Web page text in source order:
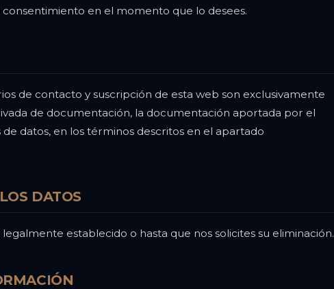
en el momento que lo desees.
de contacto y suscripción de esta web son exclusivamente
de documentación, la documentación aportada por el
datos, en los términos descritos en el apartado
DATOS
establecido o hasta que nos solicites su eliminación.